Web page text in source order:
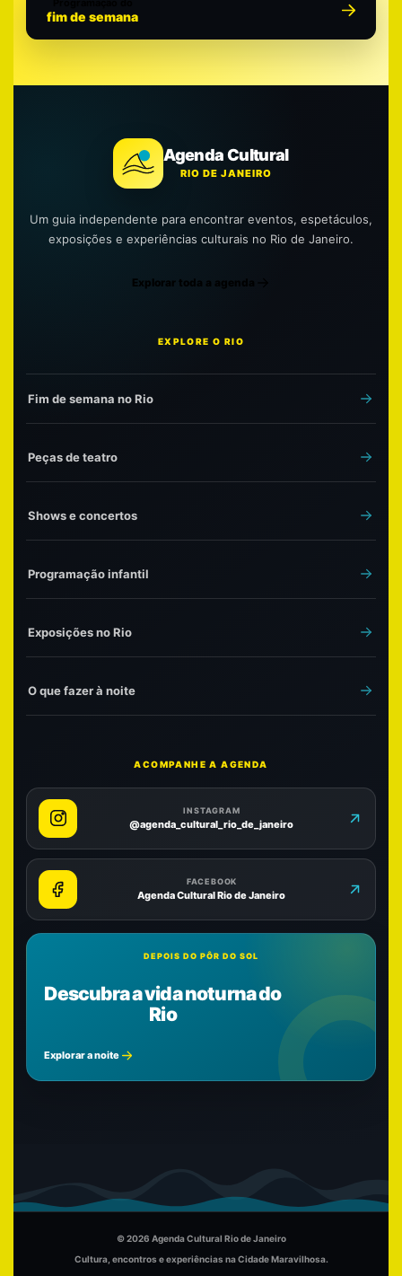
fim de semana
Agenda Cultural
RIO DE JANEIRO
Um guia independente para encontrar eventos, espetáculos,
exposições e experiências culturais no Rio de Janeiro.
Explorar toda a agenda
EXPLORE O RIO
Fim de semana no Rio
Peças de teatro
Shows e concertos
Programação infantil
Exposições no Rio
O que fazer à noite
ACOMPANHE A AGENDA
INSTAGRAM
@agenda_cultural_rio_de_janeiro
FACEBOOK
Agenda Cultural Rio de Janeiro
DEPOIS DO PÔR DO SOL
Descubra a vida noturna do
Rio
Explorar a noite
© 2026 Agenda Cultural Rio de Janeiro
Cultura, encontros e experiências na Cidade Maravilhosa.